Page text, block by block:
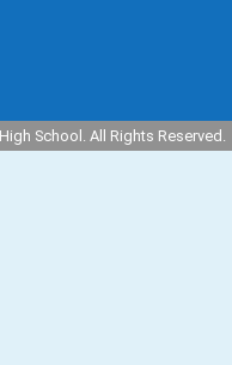
School. All Rights Reserved.